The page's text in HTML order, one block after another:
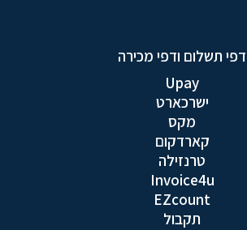
דפי תשלום ודפי מכירה
Upay
ישרכארט
מקס
קארדקום
טרנזילה
Invoice4u
EZcount
תקבול